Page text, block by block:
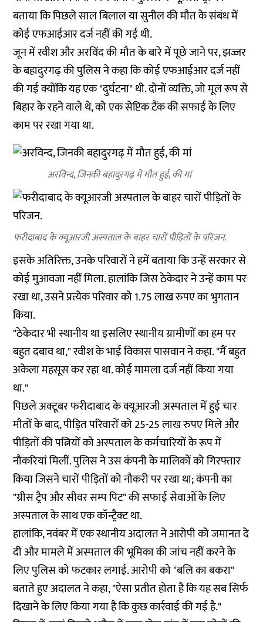
बताया कि पिछले साल बिलाल या सुनील की मौत के संबंध में
कोई एफआईआर दर्ज नहीं की गई थी.
जून में रवीश और अरविंद की मौत के बारे में पूछे जाने पर, झज्जर
के बहादुरगढ़ की पुलिस ने कहा कि कोई एफआईआर दर्ज नहीं
की गई क्योंकि यह एक "दुर्घटना" थी. दोनों व्यक्ति, जो मूल रूप से
बिहार के रहने वाले थे, को एक सेप्टिक टैंक की सफाई के लिए
काम पर रखा गया था.
अरविन्द, जिनकी बहादुरगढ़ में मौत हुई, की मां
फरीदाबाद के क्यूआरजी अस्पताल के बाहर चारों पीड़ितों के परिजन.
इसके अतिरिक्त, उनके परिवारों ने हमें बताया कि उन्हें सरकार से
कोई मुआवजा नहीं मिला. हालांकि जिस ठेकेदार ने उन्हें काम पर
रखा था, उसने प्रत्येक परिवार को 1.75 लाख रुपए का भुगतान
किया.
"ठेकेदार भी स्थानीय था इसलिए स्थानीय ग्रामीणों का हम पर
बहुत दबाव था," रवीश के भाई विकास पासवान ने कहा. "मैं बहुत
अकेला महसूस कर रहा था. कोई मामला दर्ज नहीं किया गया
था."
पिछले अक्टूबर फरीदाबाद के क्यूआरजी अस्पताल में हुई चार
मौतों के बाद, पीड़ित परिवारों को 25-25 लाख रुपए मिले और
पीड़ितों की पत्नियों को अस्पताल के कर्मचारियों के रूप में
नौकरियां मिलीं. पुलिस ने उस कंपनी के मालिकों को गिरफ्तार
किया जिसने चारों पीड़ितों को नौकरी पर रखा था; कंपनी का
"ग्रीस ट्रैप और सीवर सम्प पिट" की सफाई सेवाओं के लिए
अस्पताल के साथ एक कॉन्ट्रैक्ट था.
हालांकि, नवंबर में एक स्थानीय अदालत ने आरोपी को जमानत दे
दी और मामले में अस्पताल की भूमिका की जांच नहीं करने के
लिए पुलिस को फटकार लगाई. आरोपी को "बलि का बकरा"
बताते हुए अदालत ने कहा, "ऐसा प्रतीत होता है कि यह सब सिर्फ
दिखाने के लिए किया गया है कि कुछ कार्रवाई की गई है."